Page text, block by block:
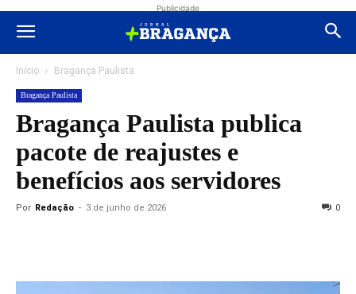
Publicidade
Início Bragança Paulista
Bragança Paulista
Bragança Paulista publica
pacote de reajustes e
benefícios aos servidores
Por Redação - 3 de junho de 2026 0